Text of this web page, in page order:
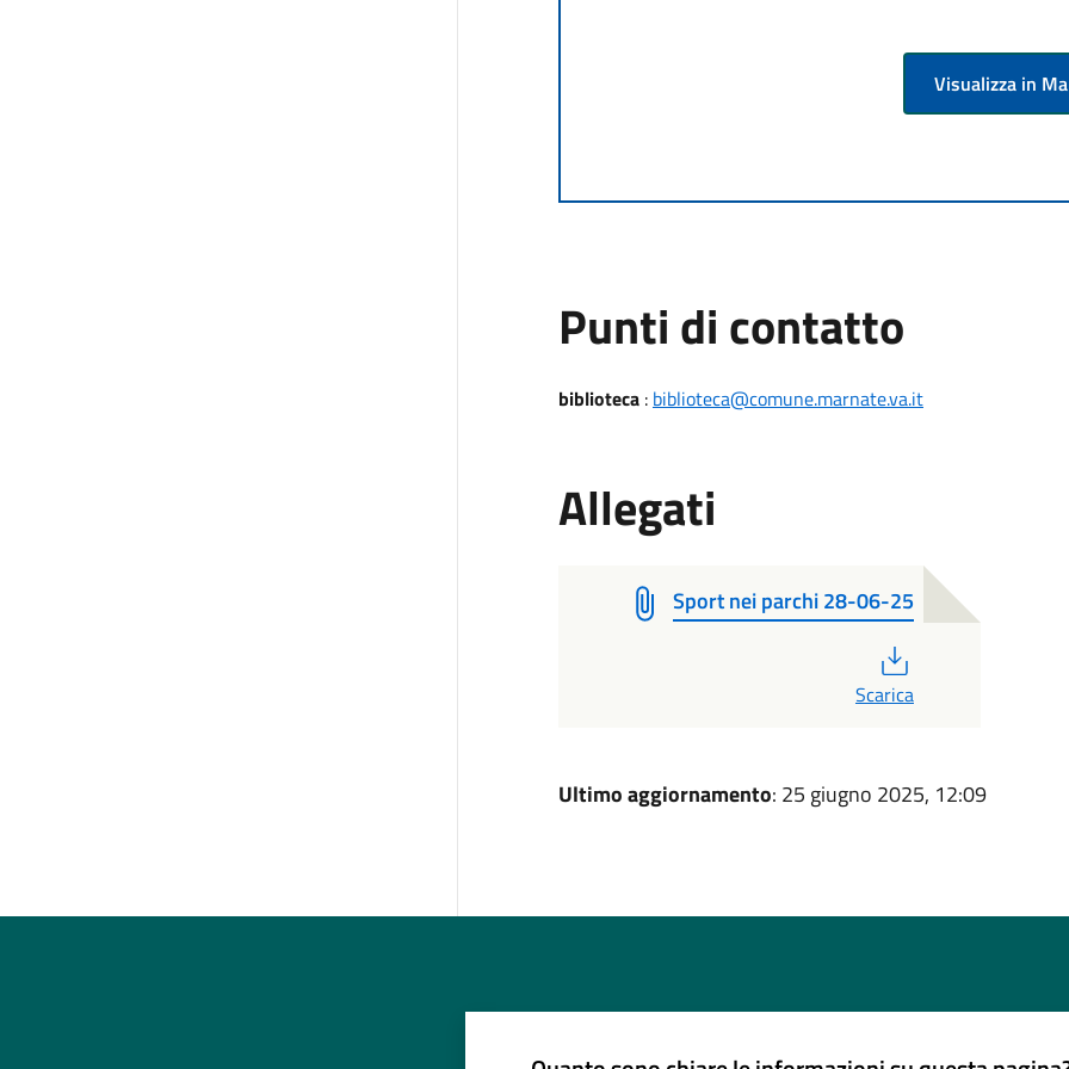
Visualizza in
Punti di contatto
biblioteca: biblioteca@comune.marnate.va.it
Allegati
Sport nei parchi 28-06-25
Scarica
Ultimo aggiornamento: 25 giugno 2025, 12:09